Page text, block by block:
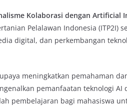
Kolaborasi dengan Artificial
Pelalawan Indonesia (ITP2I)
digital, dan perkembangan
upaya meningkatkan pemahaman
pemanfaatan teknologi AI
pembelajaran bagi mahasiswa